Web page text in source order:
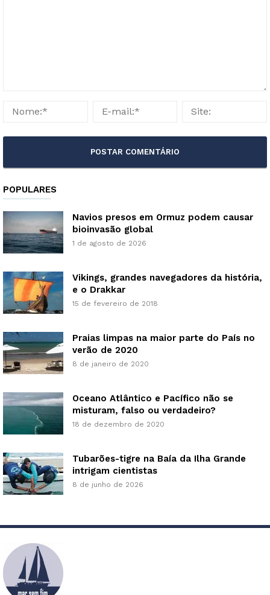
POPULARES
Navios presos em Ormuz podem causar
bioinvasão global
1 de agosto de 2026
Vikings, grandes navegadores da história,
e o Drakkar
15 de fevereiro de 2018
Praias limpas na maior parte do País no
verão de 2020
8 de janeiro de 2020
Oceano Atlântico e Pacífico não se
misturam, falso ou verdadeiro?
18 de dezembro de 2020
Tubarões-tigre na Baía da Ilha Grande
intrigam cientistas
8 de junho de 2026